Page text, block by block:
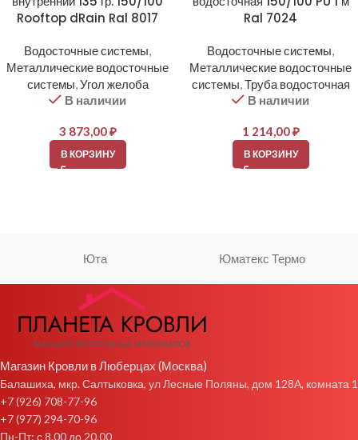
Rooftop dRain Ral 8017
Водосточные системы,
Металлические водосточные
системы,Угол желоба
В наличии
3 873,00₽
В КОРЗИНУ
Ral 7024
Водосточные системы,
Металлические водосточные
системы,Труба водосточная
В наличии
1 214,00₽
В КОРЗИНУ
Юта Юматекс Термо
Магазин Кровли в Люберцах (Москва)
Балашиха, мкр. Салтыковка, ул Лесные Поляны, дом 128А, комната 1
+7 (926) 708-77-96
+7 (977) 294-70-96
Пн-Пт: с 8.00 до 20.00